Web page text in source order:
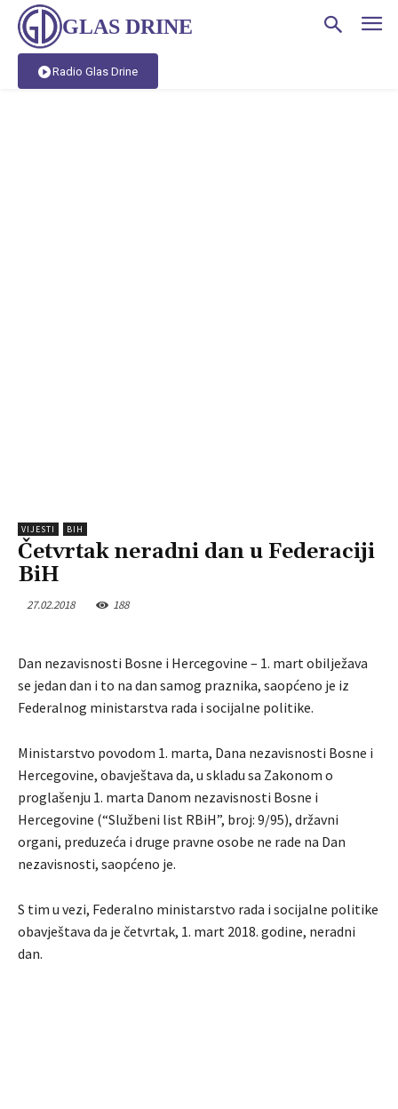
GLAS DRINE
Radio Glas Drine
VIJESTI BIH
Četvrtak neradni dan u Federaciji
BiH
27.02.2018 188
Dan nezavisnosti Bosne i Hercegovine – 1. mart obilježava
se jedan dan i to na dan samog praznika, saopćeno je iz
Federalnog ministarstva rada i socijalne politike.
Ministarstvo povodom 1. marta, Dana nezavisnosti Bosne i
Hercegovine, obavještava da, u skladu sa Zakonom o
proglašenju 1. marta Danom nezavisnosti Bosne i
Hercegovine (“Službeni list RBiH”, broj: 9/95), državni
organi, preduzeća i druge pravne osobe ne rade na Dan
nezavisnosti, saopćeno je.
S tim u vezi, Federalno ministarstvo rada i socijalne politike
obavještava da je četvrtak, 1. mart 2018. godine, neradni
dan.